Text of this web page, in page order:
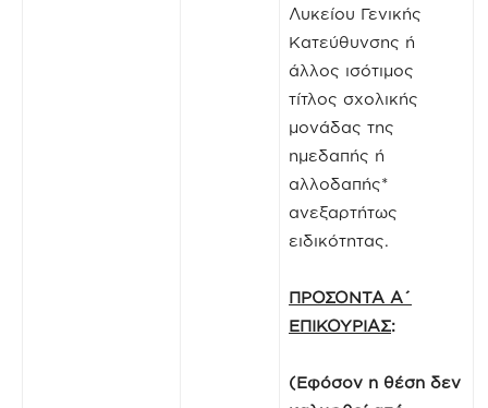
Λυκείου Γενικής
Κατεύθυνσης ή
άλλος ισότιμος
τίτλος σχολικής
μονάδας της
ημεδαπής ή
αλλοδαπής*
ανεξαρτήτως
ειδικότητας.
ΠΡΟΣΟΝΤΑ Α΄
ΕΠΙΚΟΥΡΙΑΣ:
(Εφόσον η θέση δεν